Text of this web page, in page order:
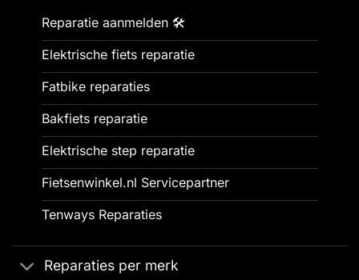
Reparatie aanmelden 🛠️
Elektrische fiets reparatie
Fatbike reparaties
Bakfiets reparatie
Elektrische step reparatie
Fietsenwinkel.nl Servicepartner
Tenways Reparaties
Reparaties per merk